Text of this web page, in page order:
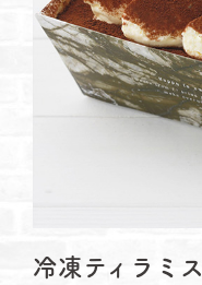
冷凍ティラミス